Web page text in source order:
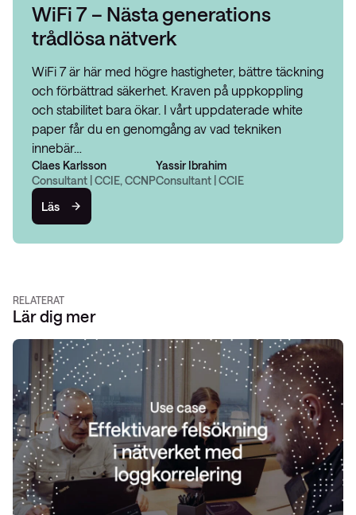
WiFi 7 – Nästa generations
trådlösa nätverk
WiFi 7 är här med högre hastigheter, bättre täckning
och förbättrad säkerhet. Kraven på uppkoppling
och stabilitet bara ökar. I vårt uppdaterade white
paper får du en genomgång av vad tekniken
innebär…
Claes Karlsson
Consultant | CCIE, CCNP
Yassir Ibrahim
Consultant | CCIE
Läs
RELATERAT
Lär dig mer